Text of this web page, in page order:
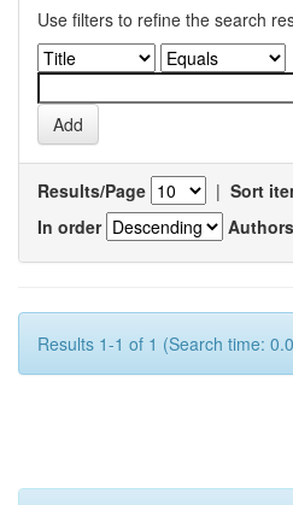
Use filters to refine the search
Results/Page | Sort
In order
Results 1-1 of 1 (Search time: